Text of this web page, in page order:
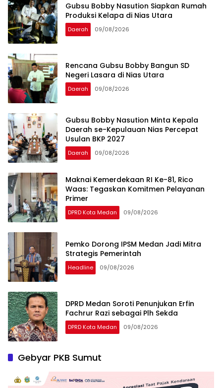
Gubsu Bobby Nasution Siapkan Rumah
Produksi Kelapa di Nias Utara
Daerah 09/08/2026
Rencana Gubsu Bobby Bangun SD
Negeri Lasara di Nias Utara
Daerah 09/08/2026
Gubsu Bobby Nasution Minta Kepala
Daerah se-Kepulauan Nias Percepat
Usulan BKP 2027
Daerah 09/08/2026
Maknai Kemerdekaan RI Ke-81, Rico
Waas: Tegaskan Komitmen Pelayanan
Primer
DPRD Kota Medan 09/08/2026
Pemko Dorong IPSM Medan Jadi Mitra
Strategis Pemerintah
Headline 09/08/2026
DPRD Medan Soroti Penunjukan Erfin
Fachrur Razi sebagai Plh Sekda
DPRD Kota Medan 09/08/2026
Gebyar PKB Sumut